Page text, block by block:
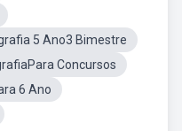
5 Ano3 Bimestre
Concursos
6 Ano